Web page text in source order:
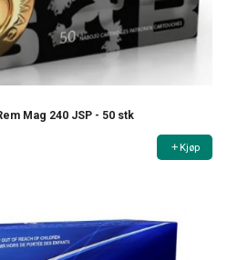
Mag 240 JSP - 50 stk
Kjøp